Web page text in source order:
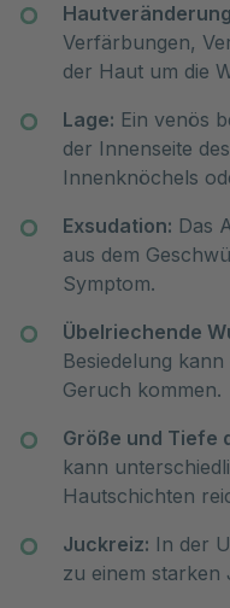
Verfärbungen,
der Haut um die
Lage: Ein venös
der Innenseite
Innenknöchels
Exsudation: Das
aus dem
Symptom.
Übelriechende
Besiedelung
Geruch kommen.
Größe und Tiefe
kann
Hautschichten
Juckreiz: In der
zu einem starken